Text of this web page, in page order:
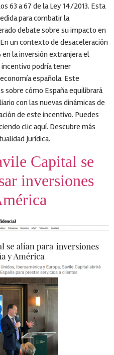
63 a 67 de la Ley 14/2013. Esta
para combatir la
debate sobre su impacto en
un contexto de desaceleración
en la inversión extranjera el
podría tener
española. Este
cómo España equilibrará
con las nuevas dinámicas de
de este incentivo. Puedes
clic aquí. Descubre más
Jurídica.
Capital se
inversiones